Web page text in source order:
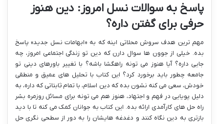
پاسخ به سوالات نسل امروز: دین هنوز
حرفی برای گفتن داره؟
مهم ترین هدف سروش محلاتی اینه که به «ابهامات نسل جدید» پاسخ
بده. خیلی از جوون ها سوال دارن که دین تو زندگی اجتماعی امروز، چه
جایی داره؟ آیا هنوز می تونه راهگشا باشه؟ با تغییر باورهای دینی تو
جامعه چطور باید برخورد کرد؟ این کتاب با تحلیل های عمیق و منطقی
خودش، سعی می کنه نشون بده که دین اسلام، با تمام ثابتاتی که داره، به
دلیل پویایی در فهم و اجتهاد، هنوز هم می تونه برای مسائل روزمره بشر
راه حل های کارآمدی ارائه بده. این کتاب به جوانان کمک می کنه تا با دید
بازتری به دین نگاه کنند و دغدغه هایشان را به دور از سطحی نگری حل